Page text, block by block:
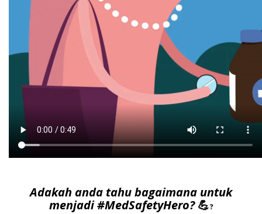
Adakah anda tahu bagaimana untuk
menjadi #MedSafetyHero?💪❓